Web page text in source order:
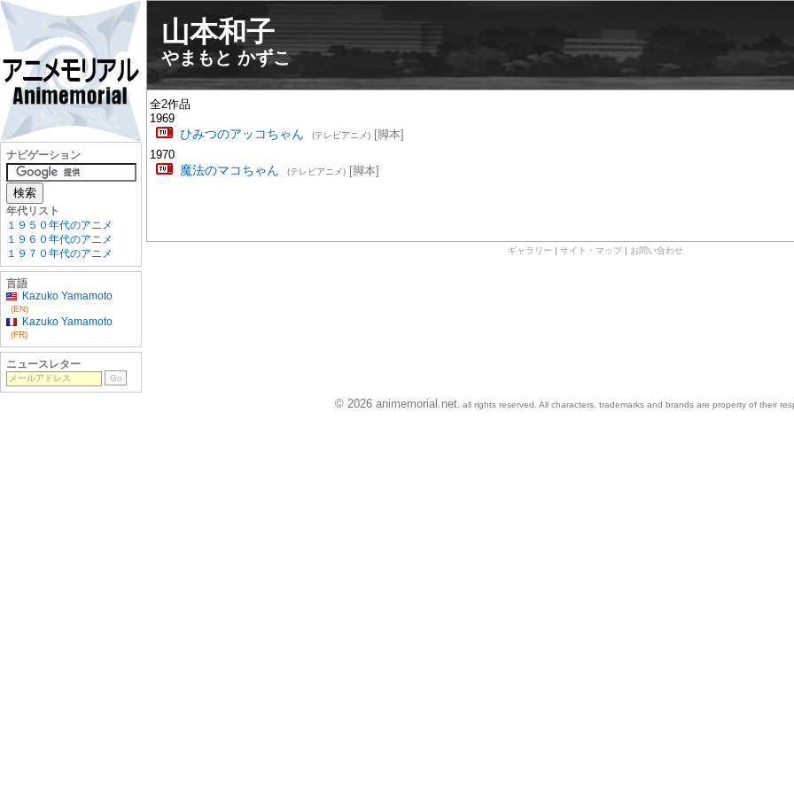
山本和子
やまもと かずこ
全2作品
1969
ひみつのアッコちゃん (テレビアニメ)[脚本]
1970
魔法のマコちゃん (テレビアニメ)[脚本]
ギャラリー サイト・マップ お問い合わせ
ナビゲーション
年代リスト
１９５０年代のアニメ
１９６０年代のアニメ
１９７０年代のアニメ
言語
Kazuko Yamamoto
(EN)
Kazuko Yamamoto
(FR)
ニュースレター
© 2026 animemorial.net , all rights reserved. All characters, trademarks and brands are property of their